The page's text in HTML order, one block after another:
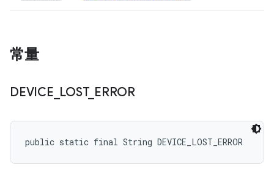
常量
DEVICE LOST_ ERROR
public static final String DEVICE_LOST_ERROR